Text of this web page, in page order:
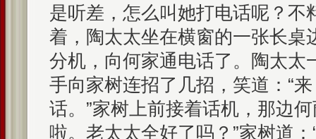
是听差，怎么叫她打电话呢？不
着，陶太太坐在横窗的一张长桌
分机，向何家通电话了。陶太太
手向家树连招了几招，笑道：“
话。”家树上前接着话机，那边
啦。老太太全好了吗？”家树道